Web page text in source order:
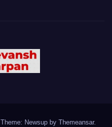
Theme: Newsup by Themeansar.